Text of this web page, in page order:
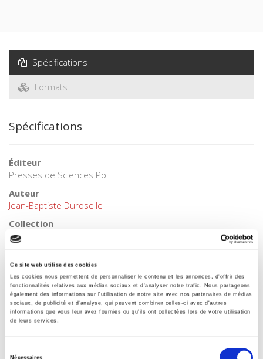
Ce site web utilise des cookies
Les cookies nous permettent de personnaliser le contenu et les annonces, d'offrir des
fonctionnalités relatives aux médias sociaux et d'analyser notre trafic. Nous partageons
également des informations sur l'utilisation de notre site avec nos partenaires de médias
sociaux, de publicité et d'analyse, qui peuvent combiner celles-ci avec d'autres
informations que vous leur avez fournies ou qu'ils ont collectées lors de votre utilisation
de leurs services.
Nécessaires
Spécifications
Formats
Spécifications
Éditeur
Presses de Sciences Po
Auteur
Jean-Baptiste Duroselle
Collection
Académique
Langue
français
Mots clés
État-nation
Catégorie (éditeur)